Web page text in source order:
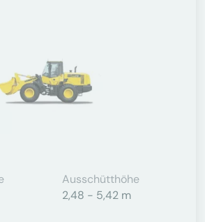
Ausschütthöhe
2,48 - 5,42 m